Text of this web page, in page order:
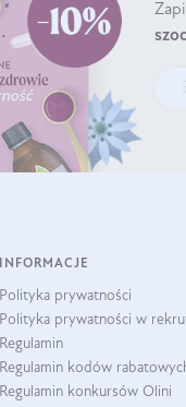
INFORMACJE
Polityka prywatności
Polityka prywatności w
Regulamin
Regulamin kodów
Regulamin konkursów Olini